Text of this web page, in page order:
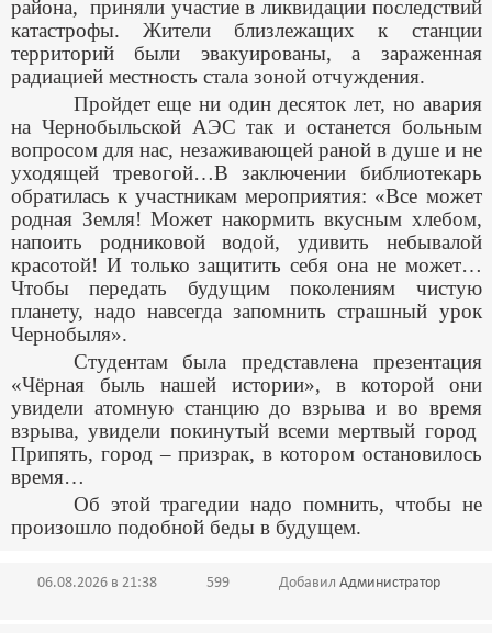
района, приняли участие в ликвидации последствий
катастрофы. Жители близлежащих к станции
территорий были эвакуированы, а зараженная
радиацией местность стала зоной отчуждения.
Пройдет еще ни один десяток лет, но авария
на Чернобыльской АЭС так и останется больным
вопросом для нас, незаживающей раной в душе и не
уходящей тревогой…В заключении библиотекарь
обратилась к участникам мероприятия: «Все может
родная Земля! Может накормить вкусным хлебом,
напоить родниковой водой, удивить небывалой
красотой! И только защитить себя она не может…
Чтобы передать будущим поколениям чистую
планету, надо навсегда запомнить страшный урок
Чернобыля».
Студентам была представлена презентация
«Чёрная быль нашей истории», в которой они
увидели атомную станцию до взрыва и во время
взрыва, увидели покинутый всеми мертвый город
Припять, город – призрак, в котором остановилось
время…
Об этой трагедии надо помнить, чтобы не
произошло подобной беды в будущем.
06.08.2026 в 21:38 599 Добавил Администратор